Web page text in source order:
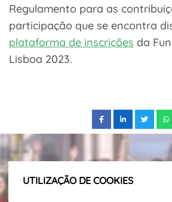
Regulamento para as
participação que se encontra
plataforma de inscrições da
Lisboa 2023.
UTILIZAÇÃO DE COOKIES